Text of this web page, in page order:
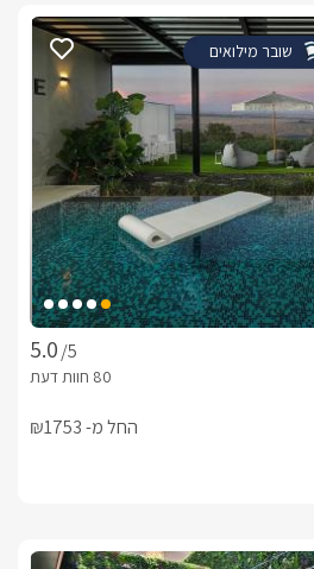
שובר מילואים
/5
החל מ- ₪1753